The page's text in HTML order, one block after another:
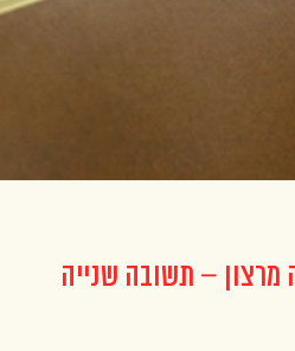
– תשובה שנייה